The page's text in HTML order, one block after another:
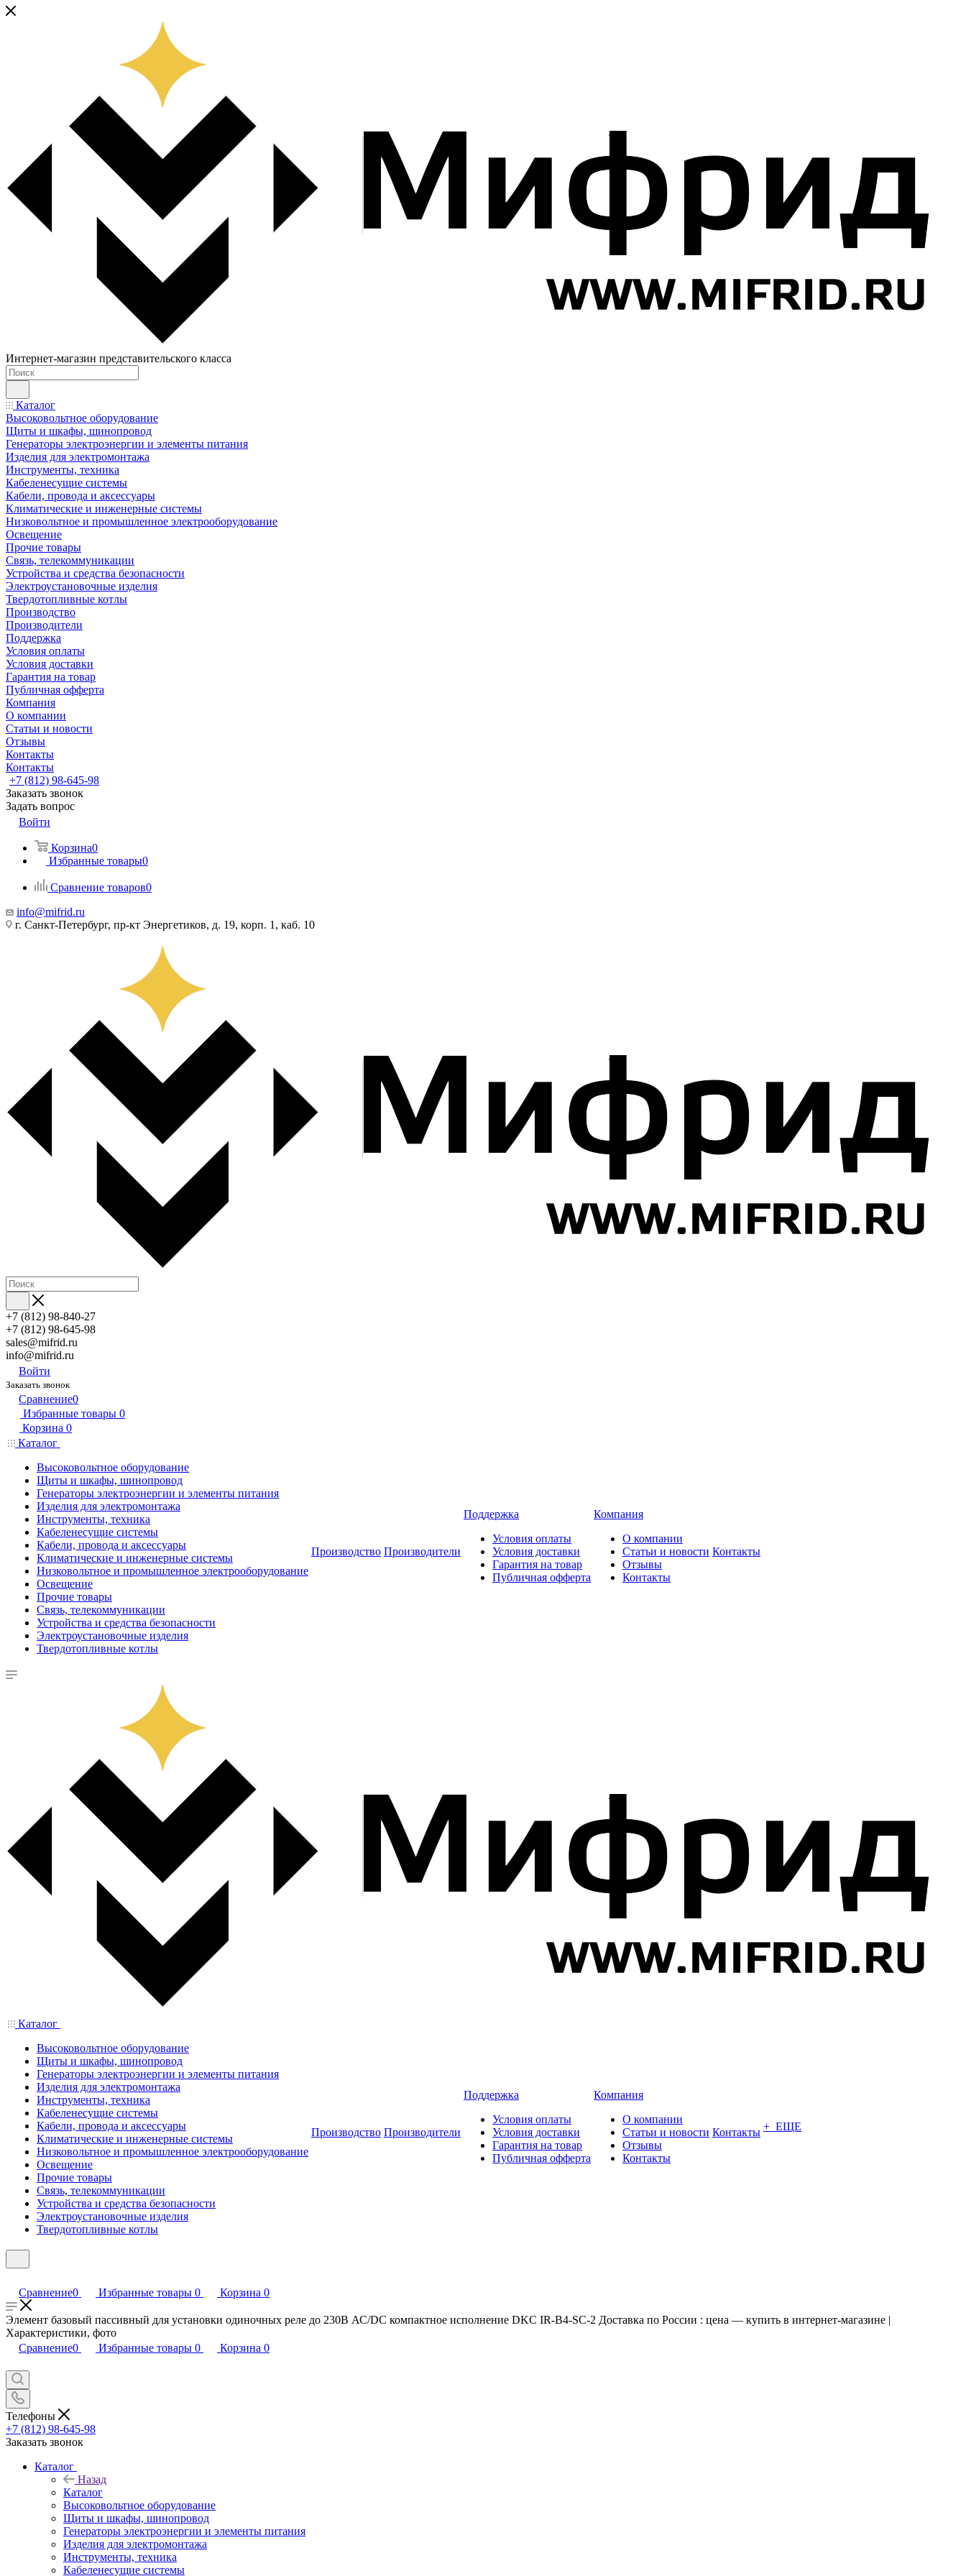
Интернет-магазин представительского класса
Каталог
Высоковольтное оборудование
Щиты и шкафы, шинопровод
Генераторы электроэнергии и элементы питания
Изделия для электромонтажа
Инструменты, техника
Кабеленесущие системы
Кабели, провода и аксессуары
Климатические и инженерные системы
Низковольтное и промышленное электрооборудование
Освещение
Прочие товары
Связь, телекоммуникации
Устройства и средства безопасности
Электроустановочные изделия
Твердотопливные котлы
Производство
Производители
Поддержка
Условия оплаты
Условия доставки
Гарантия на товар
Публичная офферта
Компания
О компании
Статьи и новости
Отзывы
Контакты
Контакты
+7 (812) 98-645-98
Заказать звонок
Задать вопрос
Войти
Корзина0
Избранные товары0
Сравнение товаров0
info@mifrid.ru
г. Санкт-Петербург, пр-кт Энергетиков, д. 19, корп. 1, каб. 10
+7 (812) 98-840-27
+7 (812) 98-645-98
sales@mifrid.ru
info@mifrid.ru
Войти
Заказать звонок
Сравнение0
Избранные товары 0
Корзина 0
Каталог
Высоковольтное оборудование
Щиты и шкафы, шинопровод
Генераторы электроэнергии и элементы питания
Изделия для электромонтажа
Инструменты, техника
Кабеленесущие системы
Кабели, провода и аксессуары
Климатические и инженерные системы
Низковольтное и промышленное электрооборудование
Освещение
Прочие товары
Связь, телекоммуникации
Устройства и средства безопасности
Электроустановочные изделия
Твердотопливные котлы
Производство Производители
Поддержка
Условия оплаты
Условия доставки
Гарантия на товар
Публичная офферта
Компания
О компании
Статьи и новости
Отзывы
Контакты
Контакты
Каталог
Высоковольтное оборудование
Щиты и шкафы, шинопровод
Генераторы электроэнергии и элементы питания
Изделия для электромонтажа
Инструменты, техника
Кабеленесущие системы
Кабели, провода и аксессуары
Климатические и инженерные системы
Низковольтное и промышленное электрооборудование
Освещение
Прочие товары
Связь, телекоммуникации
Устройства и средства безопасности
Электроустановочные изделия
Твердотопливные котлы
Производство Производители
Поддержка
Условия оплаты
Условия доставки
Гарантия на товар
Публичная офферта
Компания
О компании
Статьи и новости
Отзывы
Контакты
Контакты + ЕЩЕ
Сравнение0 Избранные товары 0 Корзина 0
Элемент базовый пассивный для установки одиночных реле до 230В АС/DC компактное исполнение DKC IR-B4-SC-2 Доставка по России : цена — купить в интернет-магазине |
Характеристики, фото
Сравнение0 Избранные товары 0 Корзина 0
Телефоны
+7 (812) 98-645-98
Заказать звонок
Каталог
Назад
Каталог
Высоковольтное оборудование
Щиты и шкафы, шинопровод
Генераторы электроэнергии и элементы питания
Изделия для электромонтажа
Инструменты, техника
Кабеленесущие системы